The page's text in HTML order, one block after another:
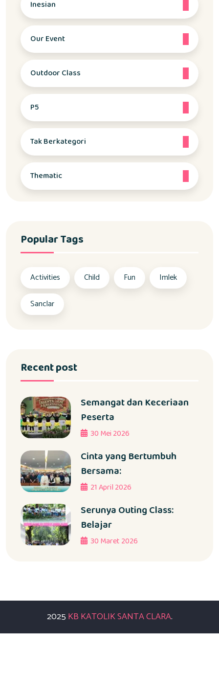
Inesian
Our Event
Outdoor Class
P5
Tak Berkategori
Thematic
Popular Tags
Activities Child Fun
Imlek
Sanclar
Recent post
Semangat dan Keceriaan
Peserta
30 Mei 2026
Cinta yang Bertumbuh
Bersama:
21 April 2026
Serunya Outing Class:
Belajar
30 Maret 2026
2025 KB KATOLIK SANTA CLARA.